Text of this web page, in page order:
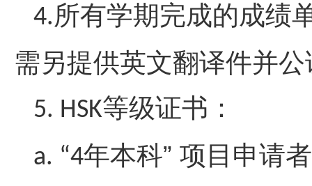
4.所有学期完成的成绩
需另提供英文翻译件并公
5. HSK等级证书：
a. “4年本科” 项目申请